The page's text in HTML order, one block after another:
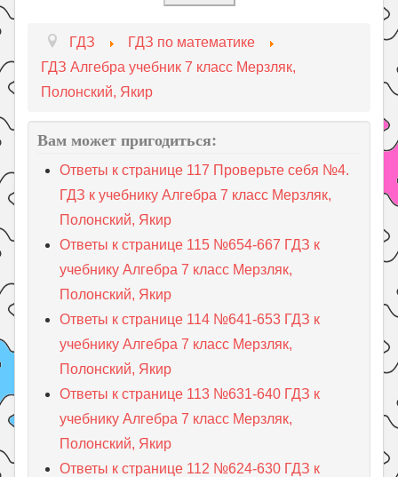
ГДЗ
ГДЗ по математике
ГДЗ Алгебра учебник 7 класс Мерзляк,
Полонский, Якир
Вам может пригодиться:
Ответы к странице 117 Проверьте себя №4.
ГДЗ к учебнику Алгебра 7 класс Мерзляк,
Полонский, Якир
Ответы к странице 115 №654-667 ГДЗ к
учебнику Алгебра 7 класс Мерзляк,
Полонский, Якир
Ответы к странице 114 №641-653 ГДЗ к
учебнику Алгебра 7 класс Мерзляк,
Полонский, Якир
Ответы к странице 113 №631-640 ГДЗ к
учебнику Алгебра 7 класс Мерзляк,
Полонский, Якир
Ответы к странице 112 №624-630 ГДЗ к